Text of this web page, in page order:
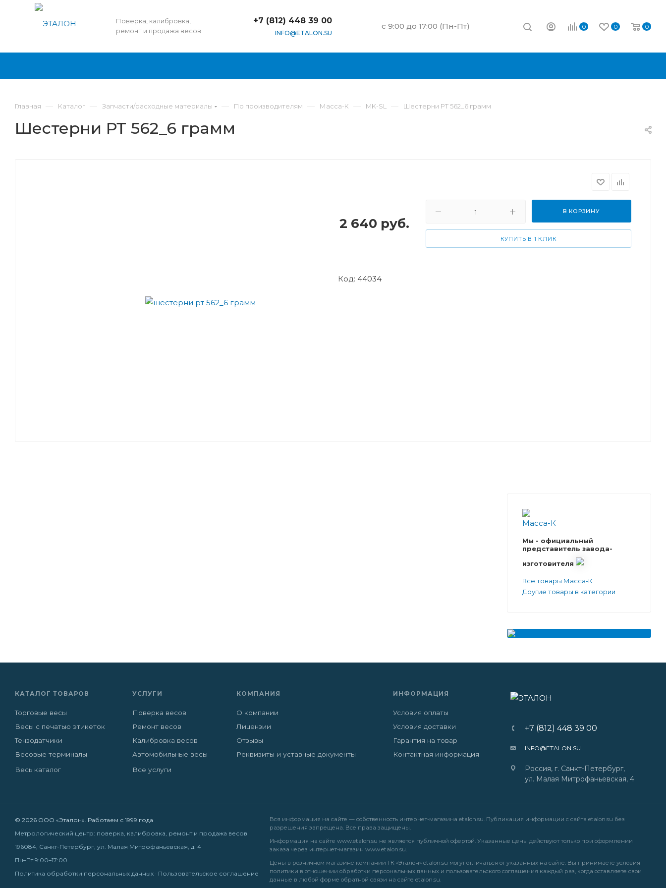
Поверка, калибровка,
ремонт и продажа весов
+7 (812) 448 39 00
INFO@ETALON.SU
c 9:00 до 17:00 (Пн-Пт) 0 0 0
Главная — Каталог — Запчасти/расходные материалы — По производителям — Масса-К — MK-SL — Шестерни РТ 562_6 грамм
Шестерни РТ 562_6 грамм
2 640 руб.
В КОРЗИНУ
КУПИТЬ В 1 КЛИК
Код: 44034
Мы - официальный
представитель завода-
изготовителя
Все товары Масса-К
Другие товары в категории
КАТАЛОГ ТОВАРОВ
Торговые весы
Весы с печатью этикеток
Тензодатчики
Весовые терминалы
Весь каталог
УСЛУГИ
Поверка весов
Ремонт весов
Калибровка весов
Автомобильные весы
Все услуги
КОМПАНИЯ
О компании
Лицензии
Отзывы
Реквизиты и уставные документы
ИНФОРМАЦИЯ
Условия оплаты
Условия доставки
Гарантия на товар
Контактная информация
+7 (812) 448 39 00
INFO@ETALON.SU
Россия, г. Санкт-Петербург,
ул. Малая Митрофаньевская, 4
© 2026 ООО «Эталон». Работаем с 1999 года
Метрологический центр: поверка, калибровка, ремонт и продажа весов
196084, Санкт-Петербург, ул. Малая Митрофаньевская, д. 4
Пн–Пт 9:00–17:00
Политика обработки персональных данных · Пользовательское соглашение
Вся информация на сайте — собственность интернет-магазина etalon.su. Публикация информации с сайта etalon.su без
разрешения запрещена. Все права защищены.
Информация на сайте www.etalon.su не является публичной офертой. Указанные цены действуют только при оформлении
заказа через интернет-магазин www.etalon.su.
Цены в розничном магазине компании ГК «Эталон» etalon.su могут отличаться от указанных на сайте. Вы принимаете условия
политики в отношении обработки персональных данныхи пользовательского соглашения каждый раз, когда оставляете свои
данные в любой форме обратной связи на сайте etalon.su.